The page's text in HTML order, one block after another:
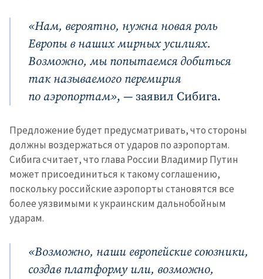
«Нам, вероятно, нужна новая роль
Европы в наших мирных усилиях.
Возможно, мы попытаемся добиться
так называемого перемирия
по аэропортам», — заявил Сибига.
Предложение будет предусматривать, что стороны
должны воздержаться от ударов по аэропортам.
Сибига считает, что глава России Владимир Путин
может присоединиться к такому соглашению,
поскольку российские аэропорты становятся все
более уязвимыми к украинским дальнобойным
ударам.
«Возможно, наши европейские союзники,
создав платформу или, возможно,